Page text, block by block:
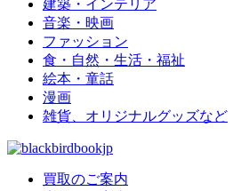
建築・インテリア
音楽・映画
ファッション
食・自然・生活・福祉
絵本・童話
漫画
雑貨、オリジナルグッズなど
買取のご案内